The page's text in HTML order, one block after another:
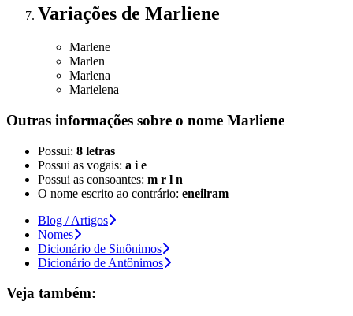
Variações de Marliene
Marlene
Marlen
Marlena
Marielena
Outras informações sobre o nome Marliene
Possui: 8 letras
Possui as vogais: a i e
Possui as consoantes: m r l n
O nome escrito ao contrário: eneilram
Blog / Artigos
Nomes
Dicionário de Sinônimos
Dicionário de Antônimos
Veja também: